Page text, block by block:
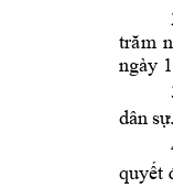
trăm
ngày
dân sự.
quyết